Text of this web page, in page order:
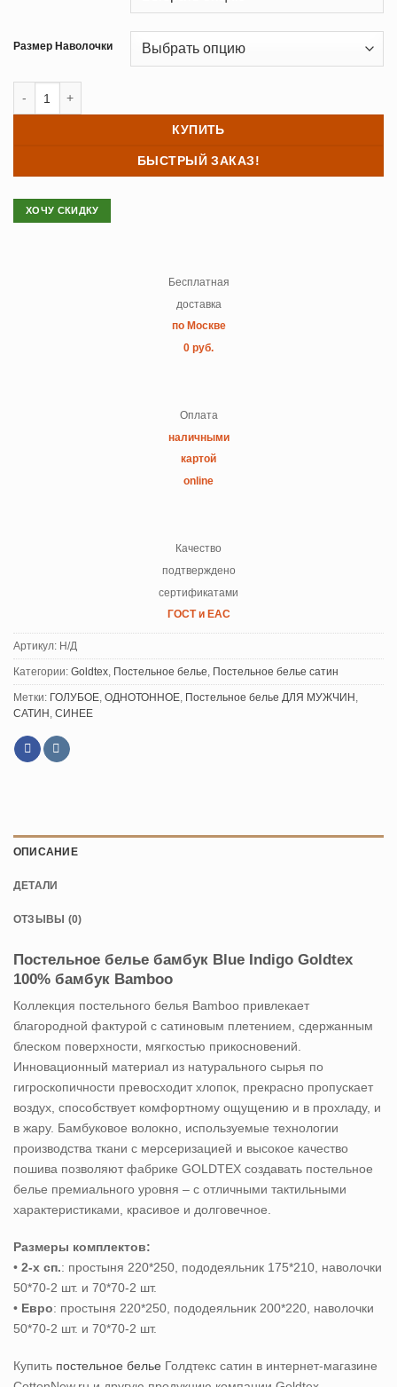
Размер Наволочки
КУПИТЬ
БЫСТРЫЙ ЗАКАЗ!
ХОЧУ СКИДКУ
Бесплатная
доставка
по Москве
0 руб.
Оплата
наличными
картой
online
Качество
подтверждено
сертификатами
ГОСТ и ЕАС
Артикул: Н/Д
Категории: Goldtex Постельное белье Постельное белье сатин
Метки: ГОЛУБОЕ ОДНОТОННОЕ Постельное белье ДЛЯ МУЖЧИН
САТИН
СИНЕЕ
ОПИСАНИЕ
ДЕТАЛИ
ОТЗЫВЫ (0)
Постельное белье бамбук Blue Indigo Goldtex
100% бамбук Bamboo
Коллекция постельного белья Bamboo привлекает
благородной фактурой с сатиновым плетением, сдержанным
блеском поверхности, мягкостью прикосновений.
Инновационный материал из натурального сырья по
гигроскопичности превосходит хлопок, прекрасно пропускает
воздух, способствует комфортному ощущению и в прохладу, и
в жару. Бамбуковое волокно, используемые технологии
производства ткани с мерсеризацией и высокое качество
пошива позволяют фабрике GOLDTEX создавать постельное
белье премиального уровня – с отличными тактильными
характеристиками, красивое и долговечное.
Размеры комплектов:
• 2-х сп.: простыня 220*250, пододеяльник 175*210, наволочки
50*70-2 шт. и 70*70-2 шт.
• Евро: простыня 220*250, пододеяльник 200*220, наволочки
50*70-2 шт. и 70*70-2 шт.
Купить постельное белье Голдтекс сатин в интернет-магазине